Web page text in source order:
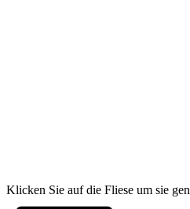
Klicken Sie auf die Fliese um sie